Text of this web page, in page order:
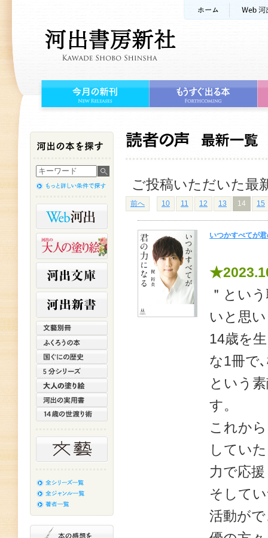
ご投稿いただいた最
前へ 10 11 12 13 14 15
いつかすべてが
＂とい
いと思
14歳を
な1冊で
という
す。
これか
してい
力で応
そして
活動が